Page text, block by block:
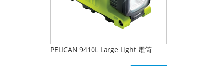
PELICAN 9410L Large Light 電筒